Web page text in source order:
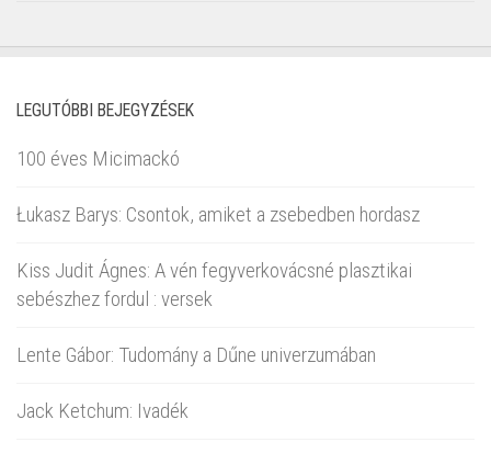
LEGUTÓBBI BEJEGYZÉSEK
100 éves Micimackó
Łukasz Barys: Csontok, amiket a zsebedben hordasz
Kiss Judit Ágnes: A vén fegyverkovácsné plasztikai
sebészhez fordul : versek
Lente Gábor: Tudomány a Dűne univerzumában
Jack Ketchum: Ivadék